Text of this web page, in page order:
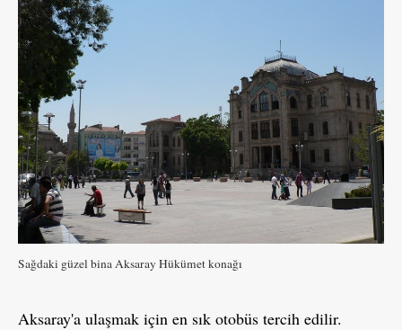
Sağdaki güzel bina Aksaray Hükümet konağı
Aksaray'a ulaşmak için en sık otobüs tercih edilir.